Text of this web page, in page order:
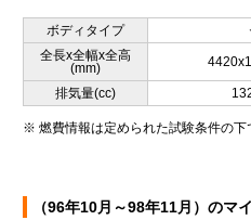
ボディタイプ
全長x全幅x全高
(mm)
排気量(cc)
※ 燃費情報は定められた試験条件の下
（96年10月～98年11月）のマ